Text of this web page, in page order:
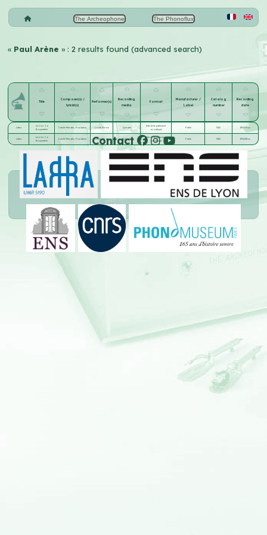
The Archeophone The Phonoflux
« Paul Arène» : 2 results found (advanced search)
Title
Composer(s) /
lyricist(s)
Performer(s)
Recording
media
Format
Manufacturer /
Label
Catalog
number
Recording
date
Listen
Le Lion - La
Bouquetière
Catulle Mendès; Paul Arène Louise Silvain Cylindre
Inter (enregistrement
acoustique)
Pathé 3312 1904-08-xx
Listen
Le Lion - La
Bouquetière
Catulle Mendès; Paul Arène Louise Silvain Cylindre
Inter (enregistrement
acoustique)
Pathé 3312 1904-08-xx
Contact